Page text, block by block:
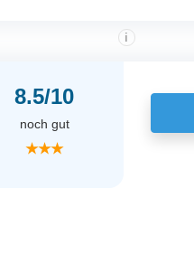
8.5/10
i
noch gut
★★★